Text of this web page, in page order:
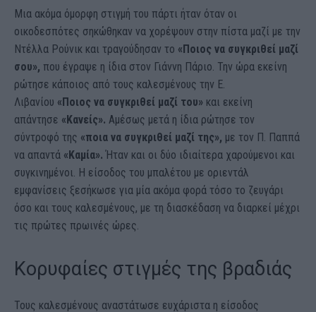
Μια ακόμα όμορφη στιγμή του πάρτι ήταν όταν οι
οικοδεσπότες σηκώθηκαν να χορέψουν στην πίστα μαζί με την
Ντέλλα Ρούνικ και τραγούδησαν το «Ποιος να συγκριθεί μαζί
σου», που έγραψε η ίδια στον Γιάννη Πάριο. Την ώρα εκείνη
ρώτησε κάποιος από τους καλεσμένους την Ε.
Λιβανίου «Ποιος να συγκριθεί μαζί του» και εκείνη
απάντησε «Κανείς». Αμέσως μετά η ίδια ρώτησε τον
σύντροφό της «ποια να συγκριθεί μαζί της», με τον Π. Παππά
να απαντά «Καμία». Ήταν και οι δύο ιδιαίτερα χαρούμενοι και
συγκινημένοι. Η είσοδος του μπαλέτου με οριεντάλ
εμφανίσεις ξεσήκωσε για μία ακόμα φορά τόσο το ζευγάρι
όσο και τους καλεσμένους, με τη διασκέδαση να διαρκεί μέχρι
τις πρώτες πρωινές ώρες.
Κορυφαίες στιγμές της βραδιάς
Τους καλεσμένους αναστάτωσε ευχάριστα η είσοδος